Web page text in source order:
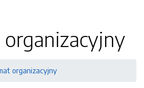
organizacyjny
organizacyjny